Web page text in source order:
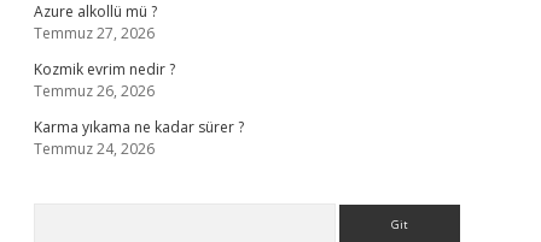
Azure alkollü mü ?
Temmuz 27, 2026
Kozmik evrim nedir ?
Temmuz 26, 2026
Karma yıkama ne kadar sürer ?
Temmuz 24, 2026